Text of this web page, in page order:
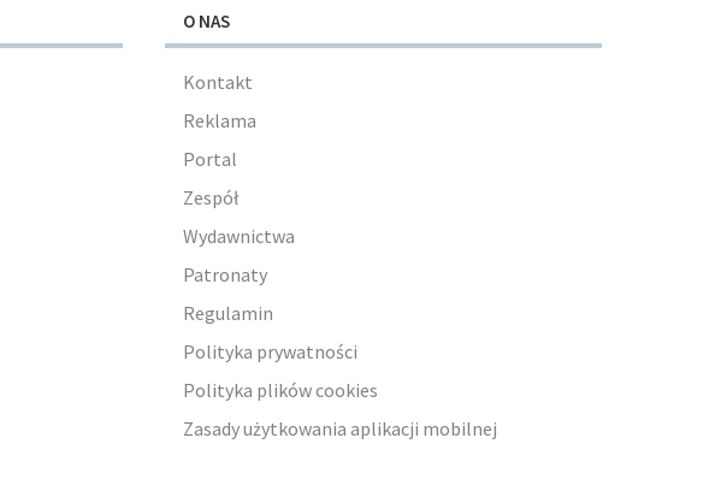
O NAS
Kontakt
Reklama
Portal
Zespół
Wydawnictwa
Patronaty
Regulamin
Polityka prywatności
Polityka plików cookies
Zasady użytkowania aplikacji mobilnej